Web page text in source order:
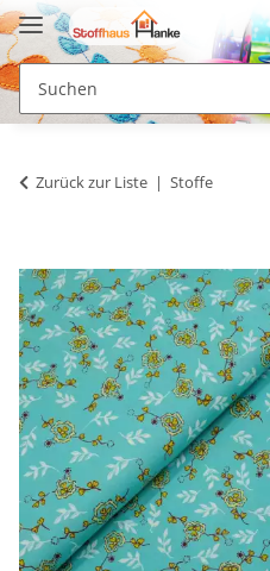
Zurück zur Liste Stoffe